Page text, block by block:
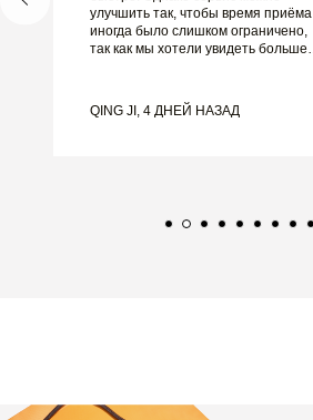
улучшить так, чтобы время приёма
иногда было слишком ограничено,
так как мы хотели увидеть больше
целом хороший опыт, качественные
украшения. Жена счастлива.
QING JI, 4 ДНЕЙ НАЗАД